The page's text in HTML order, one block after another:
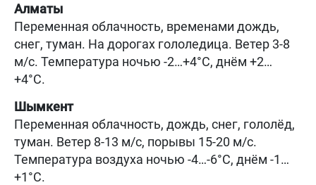
Алматы
Переменная облачность, временами дождь,
снег, туман. На дорогах гололедица. Ветер 3-8
м/с. Температура ночью -2…+4°C, днём +2…
+4°C.
Шымкент
Переменная облачность, дождь, снег, гололёд,
туман. Ветер 8-13 м/с, порывы 15-20 м/с.
Температура воздуха ночью -4…-6°C, днём -1…
+1°C.